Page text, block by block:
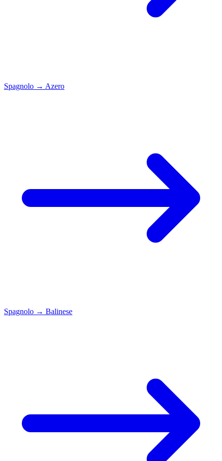
Spagnolo → Azero
Spagnolo → Balinese